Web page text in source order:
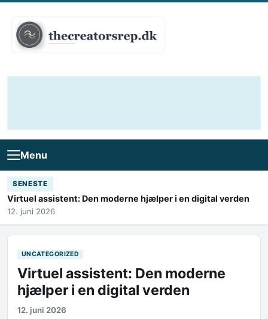
Menu
SENESTE
Virtuel assistent: Den moderne hjælper i en digital verden
12. juni 2026
UNCATEGORIZED
Virtuel assistent: Den moderne
hjælper i en digital verden
12. juni 2026